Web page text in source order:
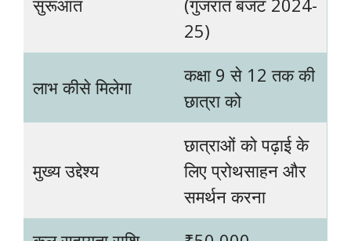
25)
लाभ कीसे मिलेगा
कक्षा 9 से 12 तक की
छात्रा को
मुख्य उद्देश्य
छात्राओं को पढ़ाई के
लिए प्रोथसाहन और
समर्थन करना